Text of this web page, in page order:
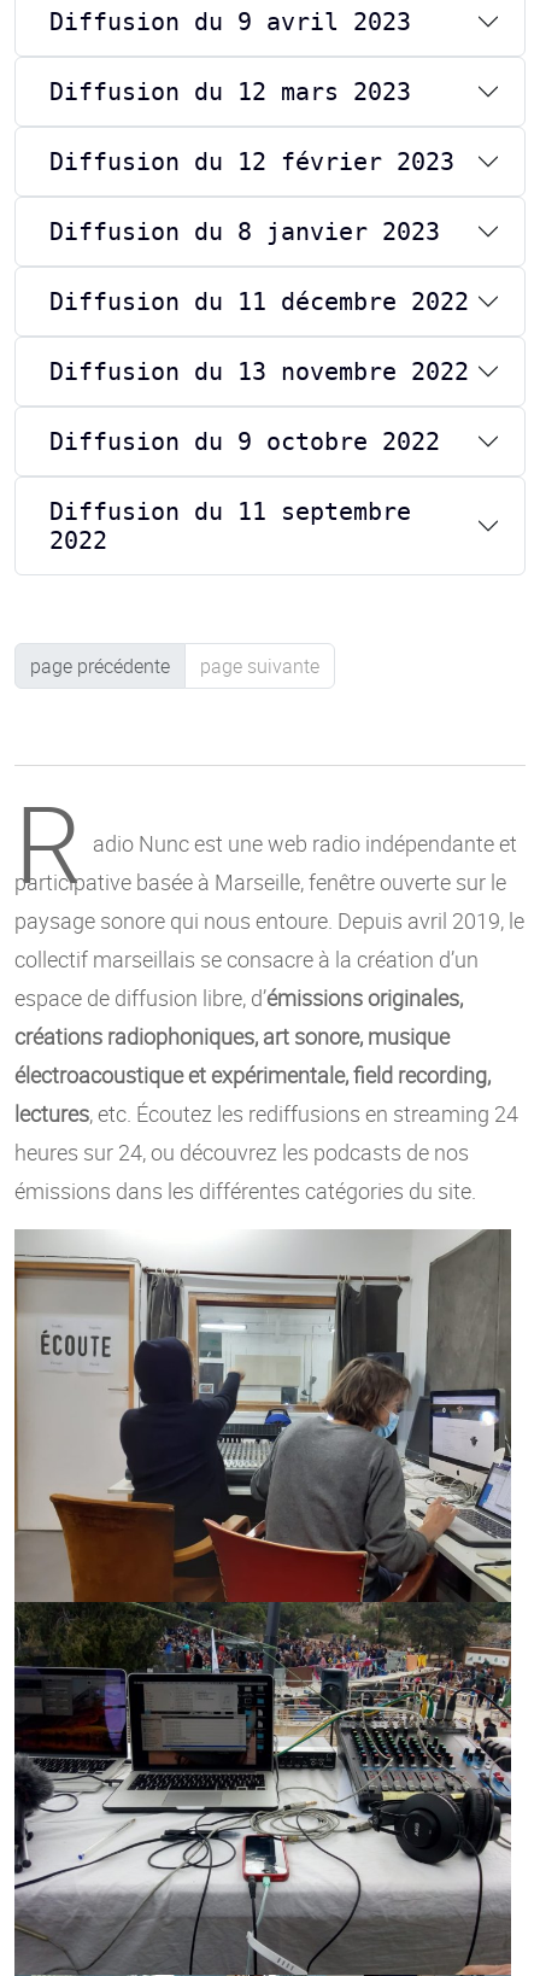
Diffusion du 9 avril 2023
Diffusion du 12 mars 2023
Diffusion du 12 février 2023
Diffusion du 8 janvier 2023
Diffusion du 11 décembre 2022
Diffusion du 13 novembre 2022
Diffusion du 9 octobre 2022
Diffusion du 11 septembre
2022
page précédente page suivante
R adio Nunc est une web radio indépendante et
participative basée à Marseille, fenêtre ouverte sur le
paysage sonore qui nous entoure. Depuis avril 2019, le
collectif marseillais se consacre à la création d’un
espace de diffusion libre, d’émissions originales,
créations radiophoniques, art sonore, musique
électroacoustique et expérimentale, field recording,
lectures, etc. Écoutez les rediffusions en streaming 24
heures sur 24, ou découvrez les podcasts de nos
émissions dans les différentes catégories du site.